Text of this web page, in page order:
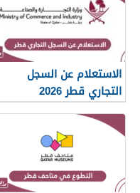
الاستعلام عن السجل
التجاري قطر 2026